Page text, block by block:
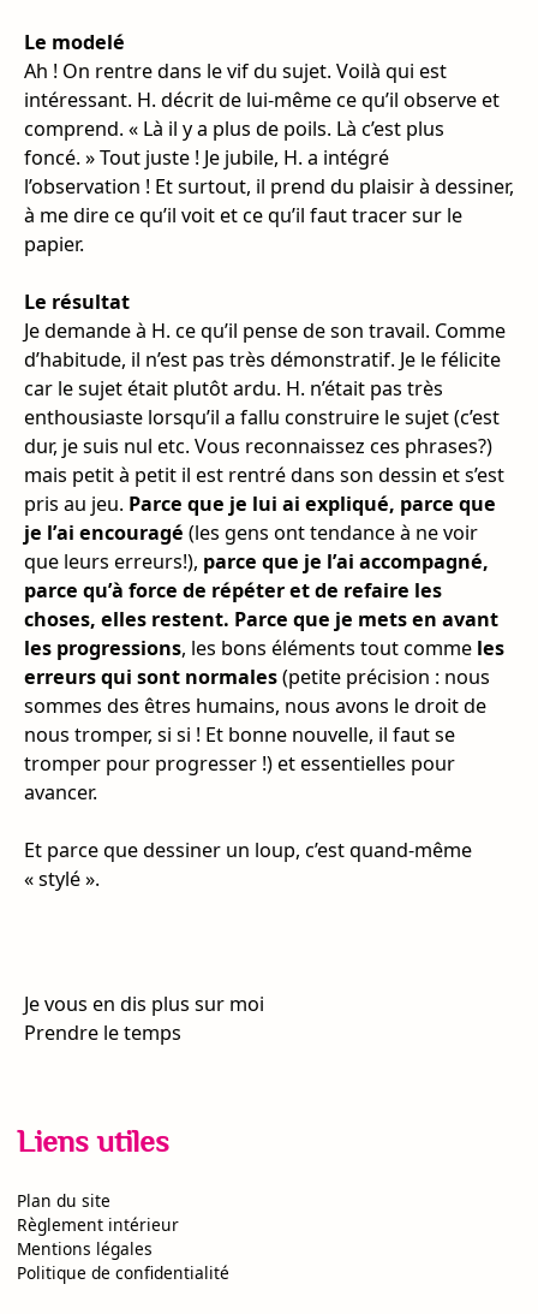
Le modelé
Ah ! On rentre dans le vif du sujet. Voilà qui est
intéressant. H. décrit de lui-même ce qu’il observe et
comprend. « Là il y a plus de poils. Là c’est plus
foncé. » Tout juste ! Je jubile, H. a intégré
l’observation ! Et surtout, il prend du plaisir à dessiner,
à me dire ce qu’il voit et ce qu’il faut tracer sur le
papier.
Le résultat
Je demande à H. ce qu’il pense de son travail. Comme
d’habitude, il n’est pas très démonstratif. Je le félicite
car le sujet était plutôt ardu. H. n’était pas très
enthousiaste lorsqu’il a fallu construire le sujet (c’est
dur, je suis nul etc. Vous reconnaissez ces phrases?)
mais petit à petit il est rentré dans son dessin et s’est
pris au jeu. Parce que je lui ai expliqué, parce que
je l’ai encouragé (les gens ont tendance à ne voir
que leurs erreurs!), parce que je l’ai accompagné,
parce qu’à force de répéter et de refaire les
choses, elles restent. Parce que je mets en avant
les progressions, les bons éléments tout comme les
erreurs qui sont normales(petite précision : nous
sommes des êtres humains, nous avons le droit de
nous tromper, si si ! Et bonne nouvelle, il faut se
tromper pour progresser !) et essentielles pour
avancer.
Et parce que dessiner un loup, c’est quand-même
« stylé ».
Navigation
de
Je vous en dis plus sur moi
Prendre le temps
Liens utiles
Plan du site
Règlement intérieur
Mentions légales
Politique de confidentialité